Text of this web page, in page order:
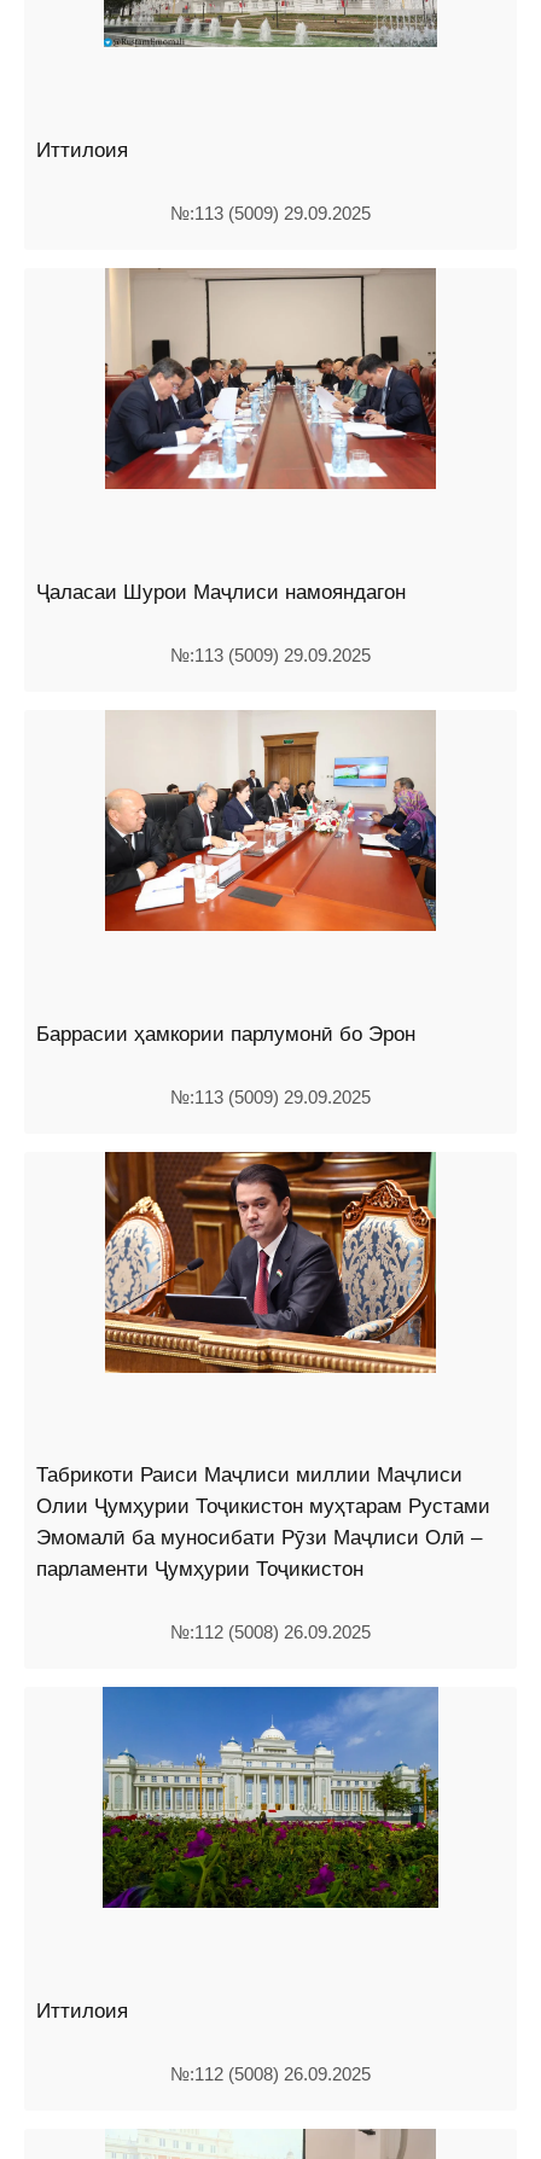
Иттилоия
№:113 (5009) 29.09.2025
Ҷаласаи Шурои Маҷлиси намояндагон
№:113 (5009) 29.09.2025
Баррасии ҳамкории парлумонӣ бо Эрон
№:113 (5009) 29.09.2025
Табрикоти Раиси Маҷлиси миллии Маҷлиси
Олии Ҷумҳурии Тоҷикистон муҳтарам Рустами
Эмомалӣ ба муносибати Рӯзи Маҷлиси Олӣ –
парламенти Ҷумҳурии Тоҷикистон
№:112 (5008) 26.09.2025
Иттилоия
№:112 (5008) 26.09.2025